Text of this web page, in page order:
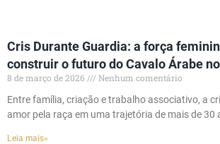
Cris Durante Guardia: a força
construir o futuro do Cavalo Árabe no
8 de março de 2026
Nenhum comentário
Entre família, criação e trabalho associativo, a
amor pela raça em uma trajetória de mais de 30
Leia mais»